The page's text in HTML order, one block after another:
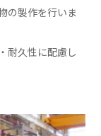
の製作を行いま
耐久性に配慮し